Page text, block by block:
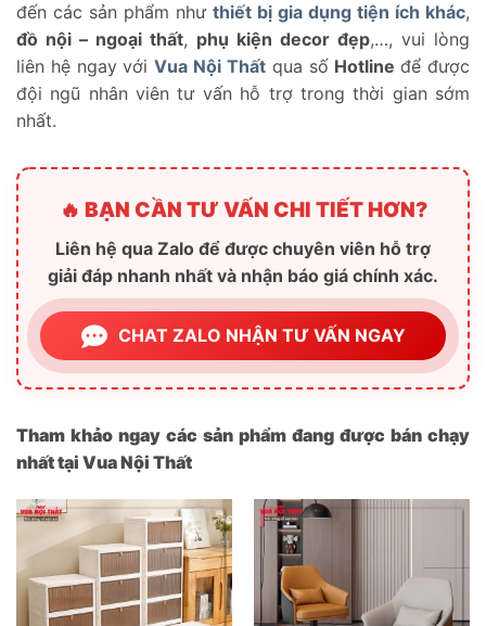
đến các sản phẩm như thiết bị gia dụng tiện ích khác,
đồ nội – ngoại thất, phụ kiện decor đẹp,…, vui lòng
liên hệ ngay vớiVua Nội Thấtqua số Hotlineđể được
đội ngũ nhân viên tư vấn hỗ trợ trong thời gian sớm
nhất.
🔥 BẠN CẦN TƯ VẤN CHI TIẾT HƠN?
Liên hệ qua Zalo để được chuyên viên hỗ trợ
giải đáp nhanh nhất và nhận báo giá chính xác.
CHAT ZALO NHẬN TƯ VẤN NGAY
Tham khảo ngay các sản phẩm đang được bán chạy
nhất tại Vua Nội Thất